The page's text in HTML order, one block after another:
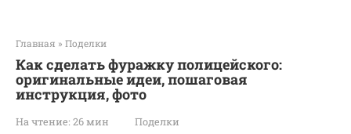
Главная » Поделки
Как сделать фуражку полицейского:
оригинальные идеи, пошаговая
инструкция, фото
На чтение: 26 мин Поделки